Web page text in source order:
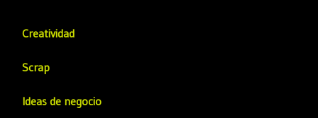
Creatividad
Scrap
Ideas de negocio